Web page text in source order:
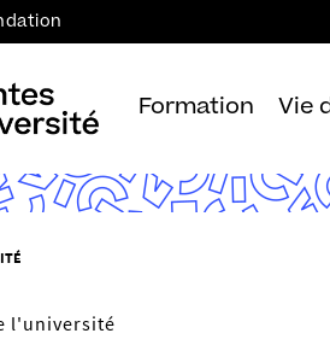
Formation Vie
l'université